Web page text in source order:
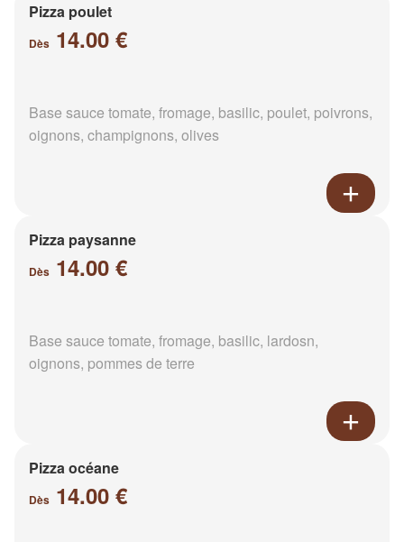
Pizza poulet
Dès 14.00 €
Base sauce tomate, fromage, basilic, poulet, poivrons,
oignons, champignons, olives
Pizza paysanne
Dès 14.00 €
Base sauce tomate, fromage, basilic, lardosn,
oignons, pommes de terre
Pizza océane
Dès 14.00 €